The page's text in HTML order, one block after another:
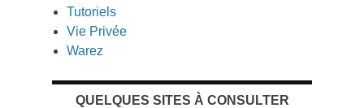
Tutoriels
Vie Privée
Warez
QUELQUES SITES À CONSULTER